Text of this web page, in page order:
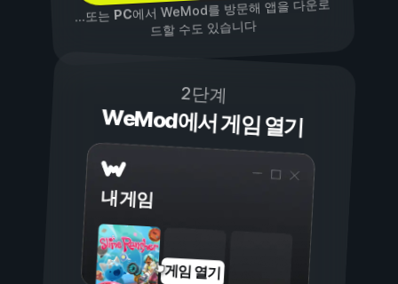
...또는PC에서 WeMod를 방문해 앱을 다운로
드할 수도 있습니다
2단계
WeMod에서 게임 열기
내 게임
게임 열기